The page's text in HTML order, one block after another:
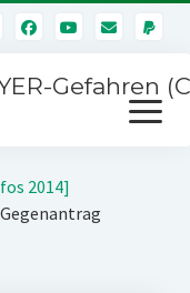
Gefahren
Menü
öffnen
2014]